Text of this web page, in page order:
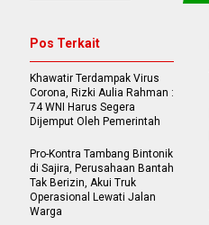
Pos Terkait
Khawatir Terdampak Virus
Corona, Rizki Aulia Rahman :
74 WNI Harus Segera
Dijemput Oleh Pemerintah
Pro-Kontra Tambang Bintonik
di Sajira, Perusahaan Bantah
Tak Berizin, Akui Truk
Operasional Lewati Jalan
Warga